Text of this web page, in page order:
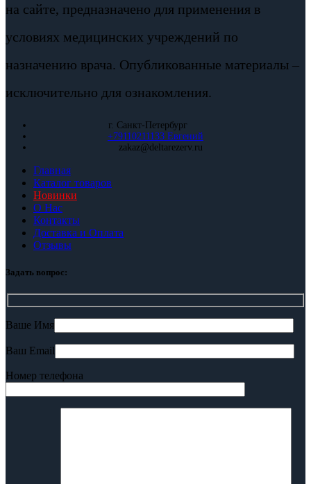
на сайте, предназначено для применения в
условиях медицинских учреждений по
назначению врача. Опубликованные материалы –
исключительно для ознакомления.
г. Санкт-Петербург
+79110211133 Евгений
zakaz@deltarezerv.ru
Главная
Каталог товаров
Новинки
О Нас
Контакты
Доставка и Оплата
Отзывы
Задать вопрос:
Ваше Имя
Ваш Email
Номер телефона